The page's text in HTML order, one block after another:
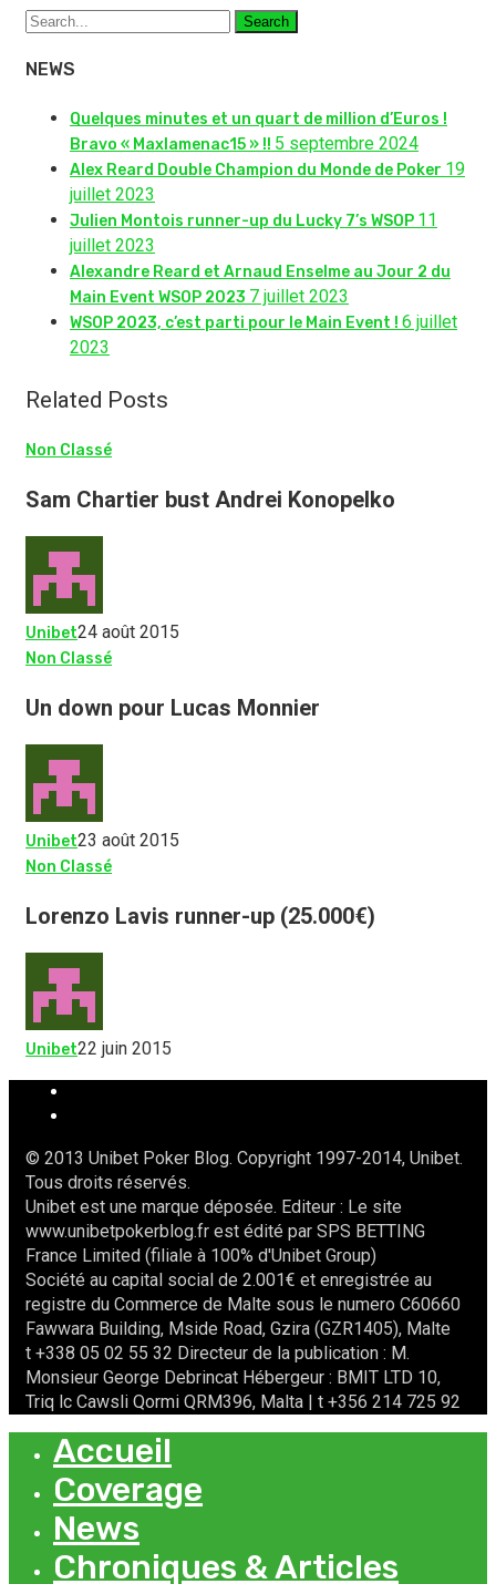
Search
NEWS
Quelques minutes et un quart de million d’Euros !
Bravo « Maxlamenac15 » !! 5 septembre 2024
Alex Reard Double Champion du Monde de Poker 19
juillet 2023
Julien Montois runner-up du Lucky 7’s WSOP 11
juillet 2023
Alexandre Reard et Arnaud Enselme au Jour 2 du
Main Event WSOP 2023 7 juillet 2023
WSOP 2023, c’est parti pour le Main Event ! 6 juillet
2023
Related Posts
Non Classé
Sam Chartier bust Andrei Konopelko
Unibet24 août 2015
Non Classé
Un down pour Lucas Monnier
Unibet23 août 2015
Non Classé
Lorenzo Lavis runner-up (25.000€)
Unibet22 juin 2015
© 2013 Unibet Poker Blog. Copyright 1997-2014, Unibet.
Tous droits réservés.
Unibet est une marque déposée. Editeur : Le site
www.unibetpokerblog.fr est édité par SPS BETTING
France Limited (filiale à 100% d'Unibet Group)
Société au capital social de 2.001€ et enregistrée au
registre du Commerce de Malte sous le numero C60660
Fawwara Building, Mside Road, Gzira (GZR1405), Malte
t +338 05 02 55 32 Directeur de la publication : M.
Monsieur George Debrincat Hébergeur : BMIT LTD 10,
Triq lc Cawsli Qormi QRM396, Malta | t +356 214 725 92
Accueil
Coverage
News
Chroniques & Articles